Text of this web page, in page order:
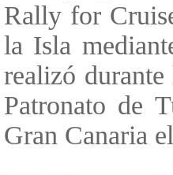
Rally for
la Isla
realizó
Patronato de
Gran Canaria